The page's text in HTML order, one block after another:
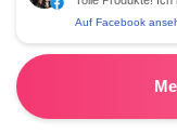
Auf Facebook